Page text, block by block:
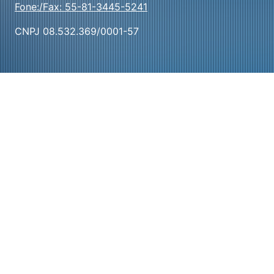
Fone:/Fax: 55-81-3445-5241
CNPJ 08.532.369/0001-57